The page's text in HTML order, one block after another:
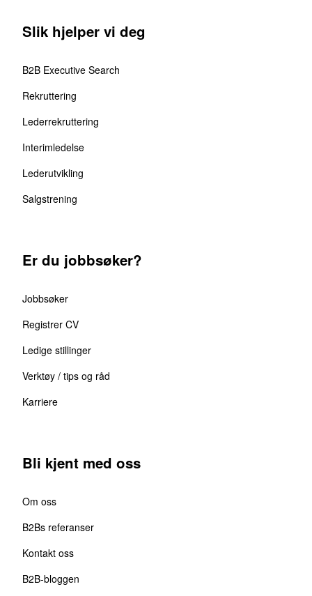
Slik hjelper vi deg
B2B Executive Search
Rekruttering
Lederrekruttering
Interimledelse
Lederutvikling
Salgstrening
Er du jobbsøker?
Jobbsøker
Registrer CV
Ledige stillinger
Verktøy / tips og råd
Karriere
Bli kjent med oss
Om oss
B2Bs referanser
Kontakt oss
B2B-bloggen